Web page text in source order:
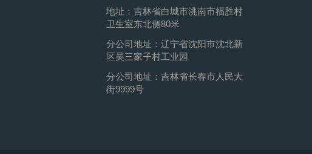
地址：吉林省白城市洮南市福胜村
卫生室东北侧80米
分公司地址：辽宁省沈阳市沈北新
区吴三家子村工业园
分公司地址：吉林省长春市人民大
街9999号